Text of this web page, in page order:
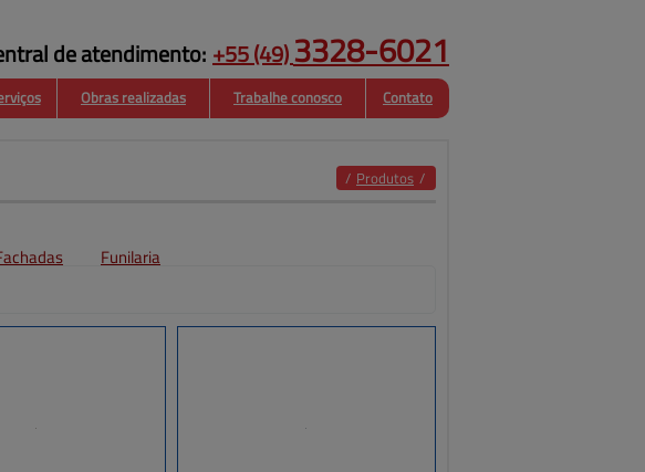
de atendimento: +55(49) 3328-6021
Obras realizadas Trabalhe conosco Contato
/ Produtos /
Funilaria